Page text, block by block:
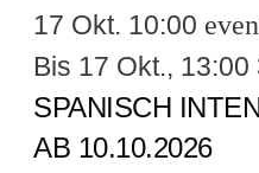
17 Okt. 10:00
Bis 17 Okt., 13:00
SPANISCH
AB 10.10.2026